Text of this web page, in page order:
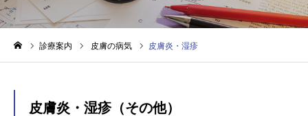
診療案内 皮膚の病気 皮膚炎・湿疹
皮膚炎・湿疹（その他）
応急手当
小児感染症